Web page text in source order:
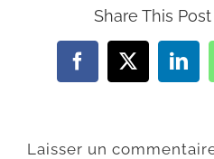
Share This
Facebook
X
Laisser un